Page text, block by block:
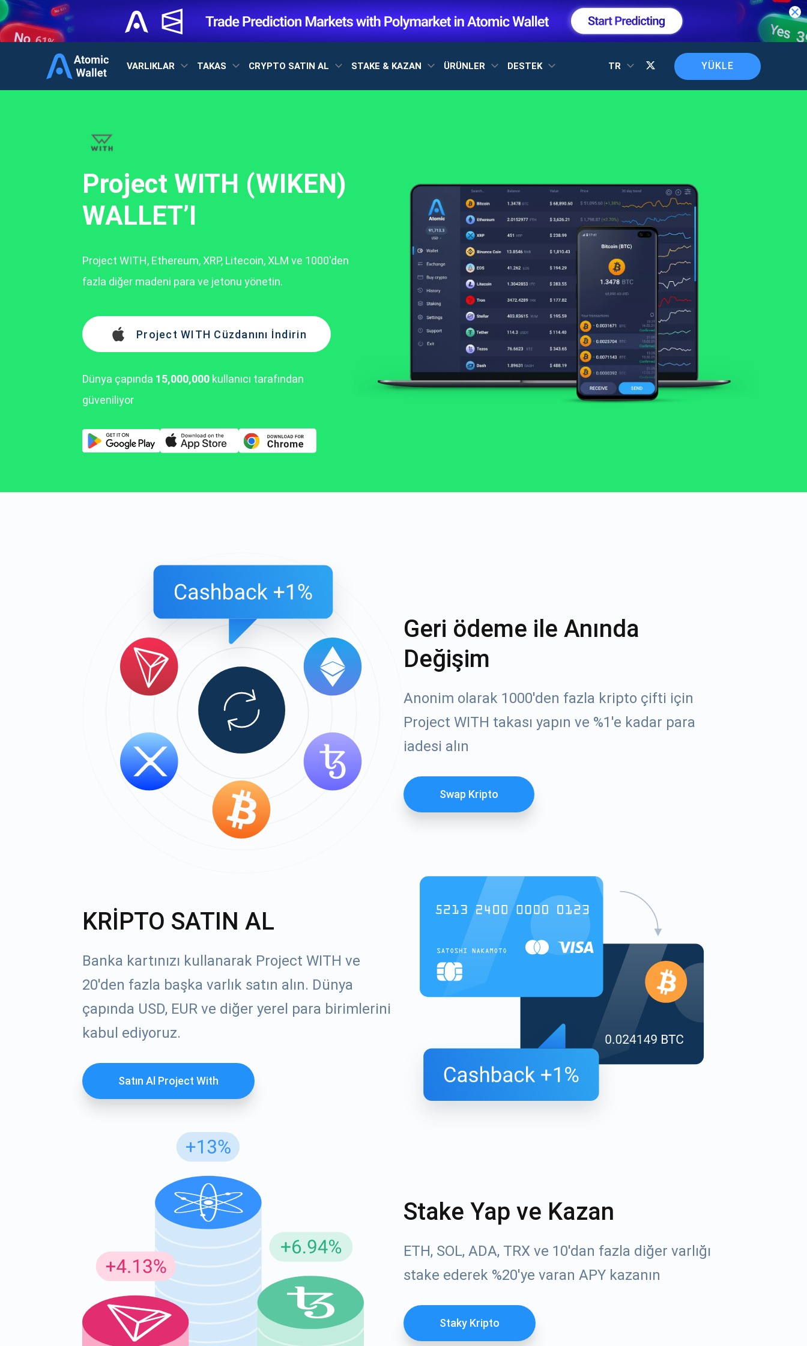
VARLIKLAR TAKAS CRYPTO SATIN AL STAKE & KAZAN ÜRÜNLER DESTEK TR YÜKLE
Project WITH (WIKEN)
WALLET’I
Project WITH, Ethereum, XRP, Litecoin, XLM ve 1000'den
fazla diğer madeni para ve jetonu yönetin.
Project WITH Cüzdanını İndirin
Dünya çapında 15,000,000 kullanıcı tarafından
güveniliyor
Geri ödeme ile Anında
Değişim
Anonim olarak 1000'den fazla kripto çifti için
Project WITH takası yapın ve %1'e kadar para
iadesi alın
Swap Kripto
KRİPTO SATIN AL
Banka kartınızı kullanarak Project WITH ve
20'den fazla başka varlık satın alın. Dünya
çapında USD, EUR ve diğer yerel para birimlerini
kabul ediyoruz.
Satın Al Project With
Stake Yap ve Kazan
ETH, SOL, ADA, TRX ve 10'dan fazla diğer varlığı
stake ederek %20'ye varan APY kazanın
Staky Kripto
Atomic
support@atomicwallet.io
YouTube'umuza göz
atın
Güncellemeler için Abone Ol
En son proje güncellemelerini ve kripto kılavuzlarını ilk alan siz olun
ABONE OL